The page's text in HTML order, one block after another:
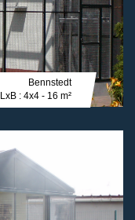
Bennstedt
LxB : 4x4 - 16 m²